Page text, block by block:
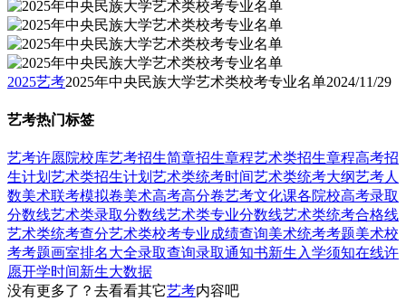
2025艺考2025年中央民族大学艺术类校考专业名单2024/11/29
艺考热门标签
艺考许愿院校库艺考招生简章招生章程艺术类招生章程高考招
生计划 艺术类招生计划 艺术类统考时间艺术类统考大纲艺考人
数美术联考模拟卷美术高考高分卷艺考文化课各院校高考录取
分数线艺术类录取分数线艺术类专业分数线艺术类统考合格线
艺术类统考查分艺术类校考专业成绩查询美术统考考题美术校
考考题画室排名大全录取查询录取通知书新生入学须知在线许
愿开学时间新生大数据
没有更多了？去看看其它艺考内容吧